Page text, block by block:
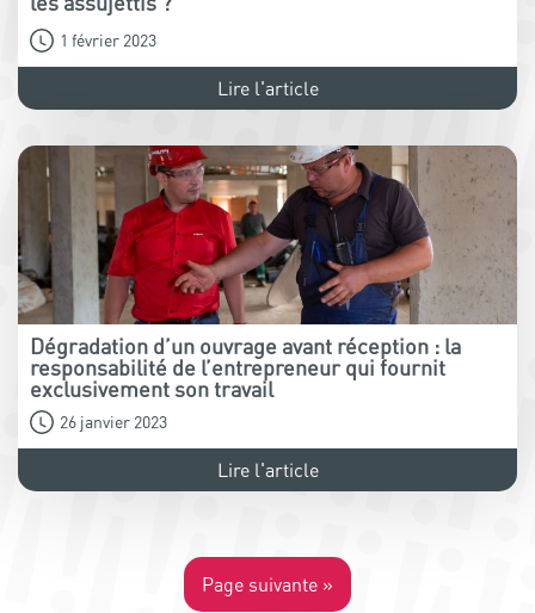
1 février 2023
Lire l'article
Dégradation d’un ouvrage avant réception : la
responsabilité de l’entrepreneur qui fournit
exclusivement son travail
26 janvier 2023
Lire l'article
Page suivante »